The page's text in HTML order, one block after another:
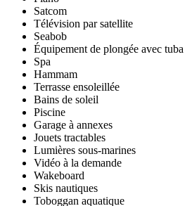
Satcom
Télévision par satellite
Seabob
Équipement de plongée avec tuba
Spa
Hammam
Terrasse ensoleillée
Bains de soleil
Piscine
Garage à annexes
Jouets tractables
Lumières sous-marines
Vidéo à la demande
Wakeboard
Skis nautiques
Toboggan aquatique